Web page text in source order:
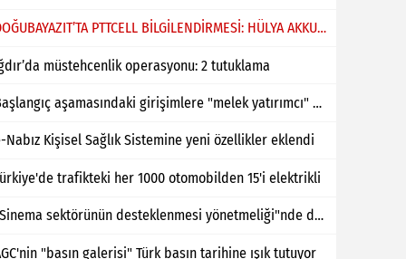
DOĞUBAYAZIT’TA PTTCELL BİLGİLENDİRMESİ: HÜLYA AKKUŞ GAZETEMİZİ ZİYARET ETTİ
müstehcenlik operasyonu: 2 tutuklama
Başlangıç aşamasındaki girişimlere "melek yatırımcı" desteği
Nabız Kişisel Sağlık Sistemine yeni özellikler eklendi
trafikteki her 1000 otomobilden 15'i elektrikli
"Sinema sektörünün desteklenmesi yönetmeliği"nde değişiklik yapıldı
"basın galerisi" Türk basın tarihine ışık tutuyor